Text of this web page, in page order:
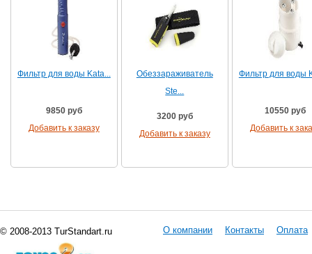
Фильтр для воды Kata...
9850 руб
Добавить к заказу
Обеззараживатель
Ste...
3200 руб
Добавить к заказу
Фильтр для воды
10550 руб
Добавить к
© 2008-2013 TurStandart.ru О компании Контакты Оплата